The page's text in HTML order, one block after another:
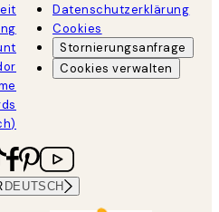
Datenschutzerklärung
Cookies
Stornierungsanfrage
Cookies verwalten
DEUTSCH